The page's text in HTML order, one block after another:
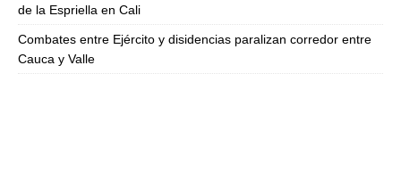
de la Espriella en Cali
Combates entre Ejército y disidencias paralizan corredor entre
Cauca y Valle